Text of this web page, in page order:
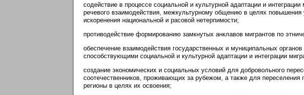
содействие в процессе социальной и культурной адаптации и
речевого взаимодействия, межкультурному общению в целях
искоренения национальной и расовой нетерпимости;
противодействие формированию замкнутых анклавов мигрантов по
обеспечение взаимодействия государственных и муниципальных
способствующими социальной и культурной адаптации и интеграции
создание экономических и социальных условий для добровольного
соотечественников, проживающих за рубежом, а также для переселения
регионы в целях их освоения;